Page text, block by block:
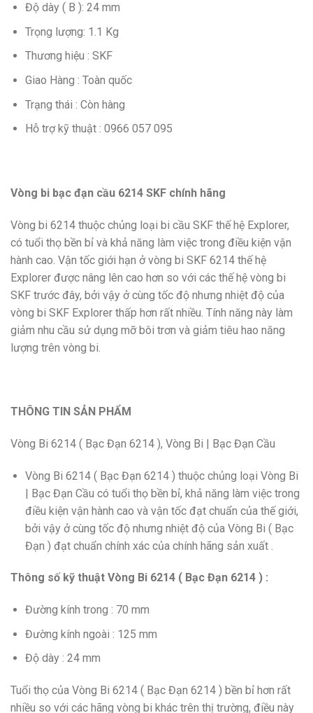
Độ dày ( B ): 24 mm
Trọng lượng: 1.1 Kg
Thương hiệu : SKF
Giao Hàng : Toàn quốc
Trạng thái : Còn hàng
Hỗ trợ kỹ thuật : 0966 057 095
Vòng bi bạc đạn cầu 6214 SKF chính hãng
Vòng bi 6214 thuộc chủng loại bi cầu SKF thế hệ Explorer,
có tuổi thọ bền bỉ và khả năng làm việc trong điều kiện vận
hành cao. Vận tốc giới hạn ở vòng bi SKF 6214 thế hệ
Explorer được nâng lên cao hơn so với các thế hệ vòng bi
SKF trước đây, bởi vậy ở cùng tốc độ nhưng nhiệt độ của
vòng bi SKF Explorer thấp hơn rất nhiều. Tính năng này làm
giảm nhu cầu sử dụng mỡ bôi trơn và giảm tiêu hao năng
lượng trên vòng bi.
THÔNG TIN SẢN PHẨM
Vòng Bi 6214 ( Bạc Đạn 6214 ), Vòng Bi | Bạc Đạn Cầu
Vòng Bi 6214 ( Bạc Đạn 6214 ) thuộc chủng loại Vòng Bi
| Bạc Đạn Cầu có tuổi thọ bền bỉ, khả năng làm việc trong
điều kiện vận hành cao và vận tốc đạt chuẩn của thế giới,
bởi vậy ở cùng tốc độ nhưng nhiệt độ của Vòng Bi ( Bạc
Đạn ) đạt chuẩn chính xác của chính hãng sản xuất .
Thông số kỹ thuật Vòng Bi 6214 ( Bạc Đạn 6214 ) :
Đường kính trong : 70 mm
Đường kính ngoài : 125 mm
Độ dày : 24 mm
Tuổi thọ của Vòng Bi 6214 ( Bạc Đạn 6214 ) bền bỉ hơn rất
nhiều so với các hãng vòng bi khác trên thị trường, điều này